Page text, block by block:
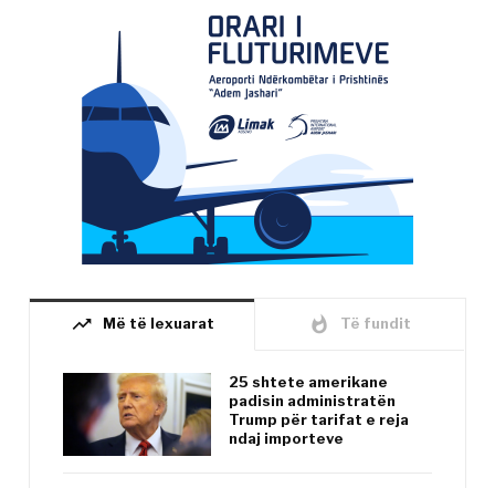
trending_up Më të lexuarat whatshot Të fundit
25 shtete amerikane
padisin administratën
Trump për tarifat e reja
ndaj importeve